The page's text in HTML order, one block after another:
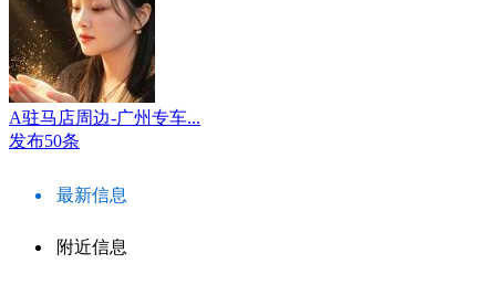
A驻马店周边-广州专车...
发布50条
最新信息
附近信息